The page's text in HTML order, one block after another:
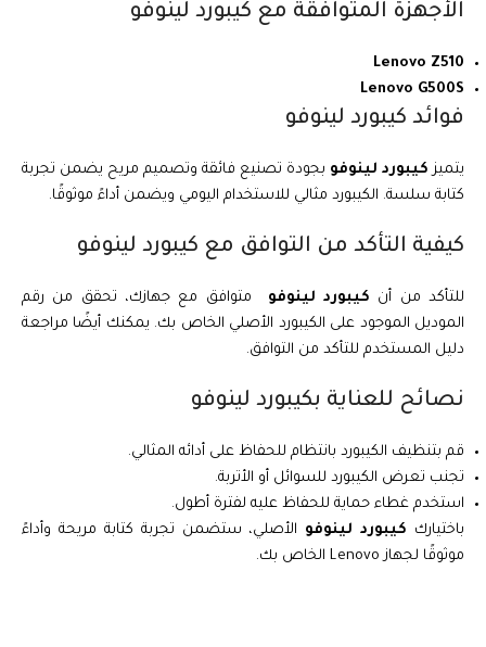
الأجهزة المتوافقة مع كيبورد لينوفو
Lenovo Z510
Lenovo G500S
فوائد كيبورد لينوفو
يتميز كيبورد لينوفو بجودة تصنيع فائقة وتصميم مريح يضمن تجربة
كتابة سلسة. الكيبورد مثالي للاستخدام اليومي ويضمن أداءً موثوقًا.
كيفية التأكد من التوافق مع كيبورد لينوفو
للتأكد من أن كيبورد لينوفو
متوافق مع جهازك، تحقق من رقم
الموديل الموجود على الكيبورد الأصلي الخاص بك. يمكنك أيضًا مراجعة
دليل المستخدم للتأكد من التوافق.
نصائح للعناية بكيبورد لينوفو
قم بتنظيف الكيبورد بانتظام للحفاظ على أدائه المثالي.
تجنب تعرض الكيبورد للسوائل أو الأتربة.
استخدم غطاء حماية للحفاظ عليه لفترة أطول.
باختيارك كيبورد لينوفو الأصلي، ستضمن تجربة كتابة مريحة وأداءً
موثوقًا لجهاز Lenovo الخاص بك.